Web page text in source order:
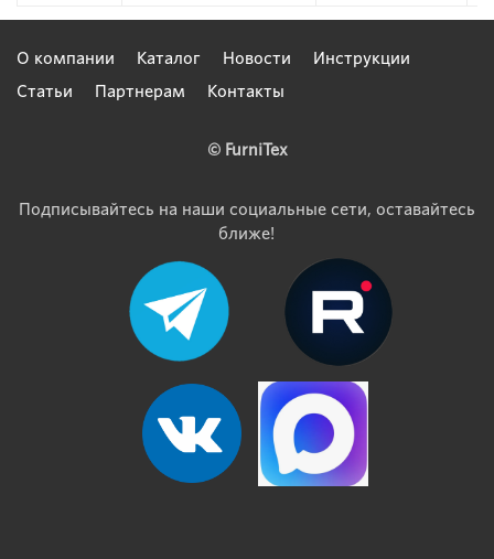
О компании Каталог Новости
Инструкции
Статьи
Партнерам Контакты
© FurniTex
Подписывайтесь на наши социальные сети, оставайтесь
ближе!